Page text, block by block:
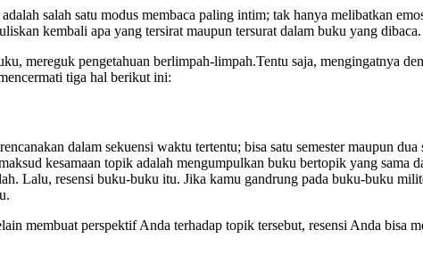
salah satu modus membaca paling intim; tak hanya melibatkan
kembali apa yang tersirat maupun tersurat dalam buku yang dibaca.
mereguk pengetahuan berlimpah-limpah.Tentu saja, mengingatnya
tiga hal berikut ini:
dalam sekuensi waktu tertentu; bisa satu semester maupun dua
kesamaan topik adalah mengumpulkan buku bertopik yang sama
Lalu, resensi buku-buku itu. Jika kamu gandrung pada buku-buku
membuat perspektif Anda terhadap topik tersebut, resensi Anda bisa